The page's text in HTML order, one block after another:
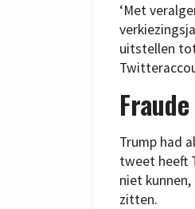
‘Met
uitstellen tot
Fraude
Trump had
tweet heeft
niet
zitten.